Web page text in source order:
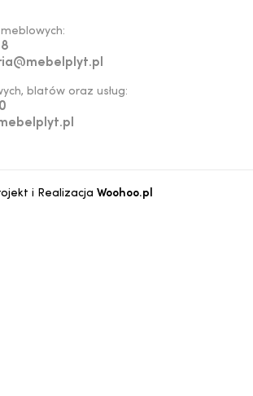
blatów oraz usług:
i Realizacja Woohoo.pl